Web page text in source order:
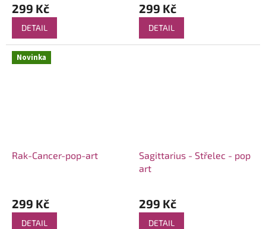
299 Kč
DETAIL
299 Kč
DETAIL
Novinka
Rak-Cancer-pop-art
299 Kč
DETAIL
Sagittarius - Střelec - pop
art
299 Kč
DETAIL